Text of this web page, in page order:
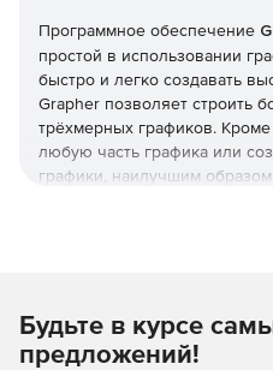
Программное обеспечение
простой в использовании
быстро и легко создавать
Grapher позволяет строить
трёхмерных графиков.
любую часть графика или
графики, наилучшим
графиками 3D XYZ,
поверхности.
Будьте в курсе
предложений!